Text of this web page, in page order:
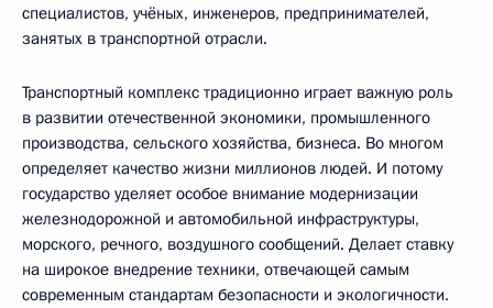
специалистов, учёных, инженеров, предпринимателей,
занятых в транспортной отрасли.
Транспортный комплекс традиционно играет важную роль
в развитии отечественной экономики, промышленного
производства, сельского хозяйства, бизнеса. Во многом
определяет качество жизни миллионов людей. И потому
государство уделяет особое внимание модернизации
железнодорожной и автомобильной инфраструктуры,
морского, речного, воздушного сообщений. Делает ставку
на широкое внедрение техники, отвечающей самым
современным стандартам безопасности и экологичности.